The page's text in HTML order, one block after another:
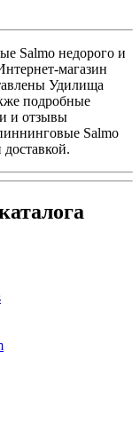
Salmo недорого и
магазин
Удилища
подробные
и отзывы
Salmo